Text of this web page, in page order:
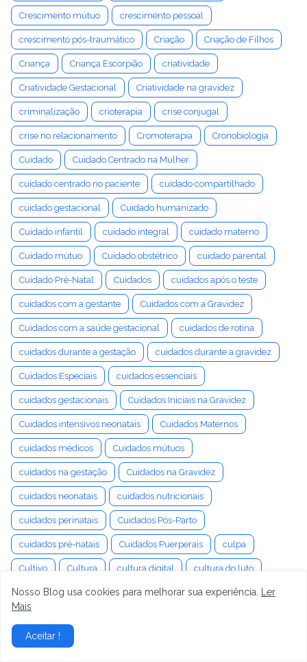
Crescimento mútuo crescimento pessoal
crescimento pós-traumático Criação Criação de Filhos
Criança Criança Escorpião criatividade
Criatividade Gestacional Criatividade na gravidez
criminalização crioterapia crise conjugal
crise no relacionamento Cromoterapia Cronobiologia
Cuidado Cuidado Centrado na Mulher
cuidado centrado no paciente cuidado compartilhado
cuidado gestacional Cuidado humanizado
Cuidado infantil cuidado integral cuidado materno
Cuidado mútuo Cuidado obstétrico cuidado parental
Cuidado Pré-Natal Cuidados cuidados após o teste
cuidados com a gestante Cuidados com a Gravidez
Cuidados com a saúde gestacional cuidados de rotina
cuidados durante a gestação cuidados durante a gravidez
Cuidados Especiais cuidados essenciais
cuidados gestacionais Cuidados Iniciais na Gravidez
Cuidados intensivos neonatais Cuidados Maternos
cuidados médicos Cuidados mútuos
cuidados na gestação Cuidados na Gravidez
cuidados neonatais cuidados nutricionais
cuidados perinatais Cuidados Pós-Parto
cuidados pré-natais Cuidados Puerperais culpa
Cultivo Cultura cultura digital cultura do luto
Cultura Organizacional Cultura Pop cumplicidade
curadoria de produtos
Nosso Blog usa cookies para melhorar sua experiência.
Ler
Mais
Aceitar !